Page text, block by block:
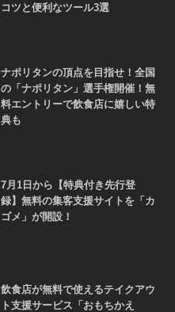
コツと便利なツール3選
ナポリタンの頂点を目指せ！全国
の「ナポリタン」選手権開催！無
料エントリーで飲食店に嬉しい特
典も
7月1日から【特典付き先行登
録】無料の集客支援サイトを「カ
ゴメ」が開設！
飲食店が無料で使えるテイクアウ
ト支援サービス「おもちかえ